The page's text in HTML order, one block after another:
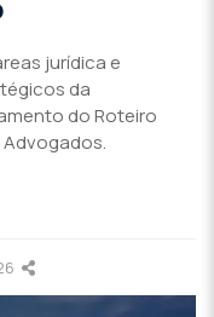
jurídica e
da
do Roteiro
Advogados.